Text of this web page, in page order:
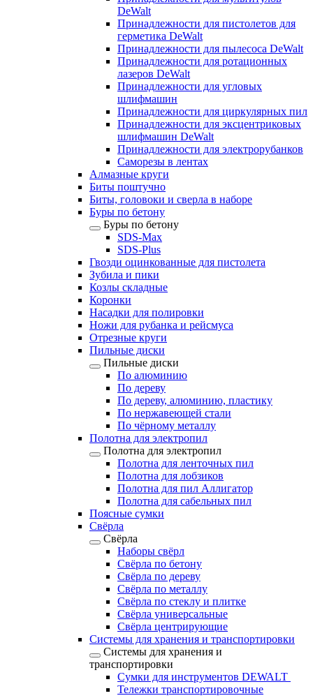
DeWalt
Принадлежности для пистолетов для
герметика DeWalt
Принадлежности для пылесоса DeWalt
Принадлежности для ротационных
лазеров DeWalt
Принадлежности для угловых
шлифмашин
Принадлежности для циркулярных пил
Принадлежности для эксцентриковых
шлифмашин DeWalt
Принадлежности для электрорубанков
Саморезы в лентах
Алмазные круги
Биты поштучно
Биты, головоки и сверла в наборе
Буры по бетону
Буры по бетону
SDS-Max
SDS-Plus
Гвозди оцинкованные для пистолета
Зубила и пики
Козлы складные
Коронки
Насадки для полировки
Ножи для рубанка и рейсмуса
Отрезные круги
Пильные диски
Пильные диски
По алюминию
По дереву
По дереву, алюминию, пластику
По нержавеющей стали
По чёрному металлу
Полотна для электропил
Полотна для электропил
Полотна для ленточных пил
Полотна для лобзиков
Полотна для пил Аллигатор
Полотна для сабельных пил
Поясные сумки
Свёрла
Свёрла
Наборы свёрл
Свёрла по бетону
Свёрла по дереву
Свёрла по металлу
Свёрла по стеклу и плитке
Свёрла универсальные
Свёрла центрирующие
Системы для хранения и транспортировки
Системы для хранения и
транспортировки
Сумки для инструментов DEWALT
Тележки транспортировочные